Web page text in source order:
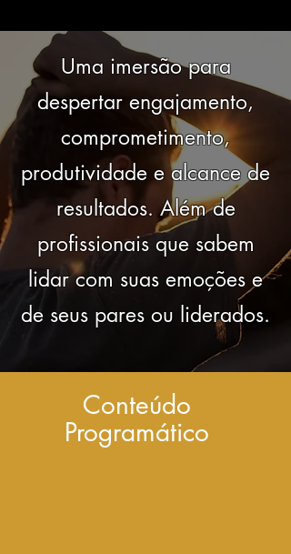
Uma imersão para
despertar engajamento,
comprometimento,
produtividade e alcance de
resultados. Além de
profissionais que sabem
lidar com suas emoções e
de seus pares ou liderados.
Conteúdo
Programático